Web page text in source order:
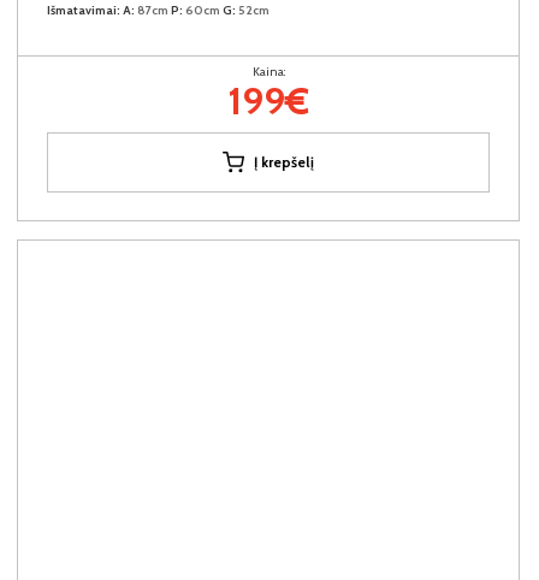
Išmatavimai: A: 87cm P: 60cm G: 52cm
Kaina:
199€
Į krepšelį